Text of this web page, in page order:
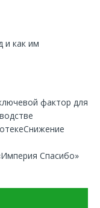
и как им
фактор для
Снижение
Спасибо»